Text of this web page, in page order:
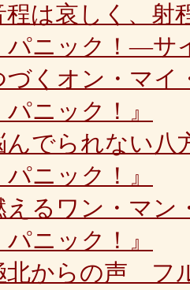
程は哀しく、
パニック！―サ
づくオン・マ
パニック！』
んでられない
パニック！』
えるワン・マ
パニック！』
北からの声 フ